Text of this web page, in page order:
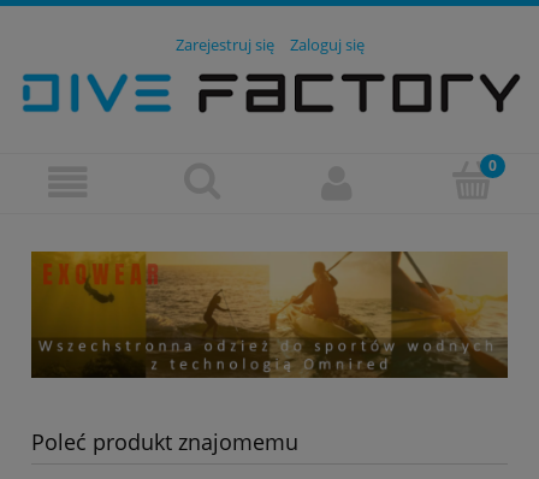
Zarejestruj się Zaloguj się
Poleć produkt znajomemu